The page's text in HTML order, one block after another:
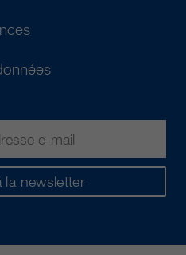
la newsletter